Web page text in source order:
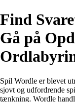
Find
Gå på
Spil Wordle er blevet
sjovt og udfordrende
tænkning. Wordle